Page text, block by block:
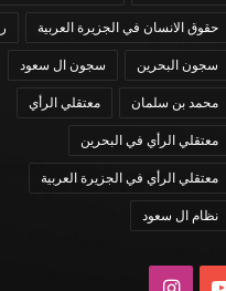
حقوق الانسان في الجزيرة العربية
سجون البحرين سجون ال سعود
محمد بن سلمان معتقلي الرأي
معتقلي الرأي في البحرين
معتقلي الرأي في الجزيرة العربية
نظام ال سعود
يوتيوبانستقرام